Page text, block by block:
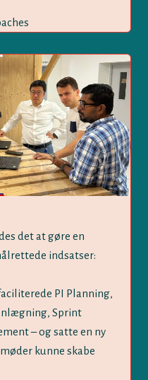
det at gøre en
indsatser:
PI Planning,
Sprint
– og satte en ny
kunne skabe